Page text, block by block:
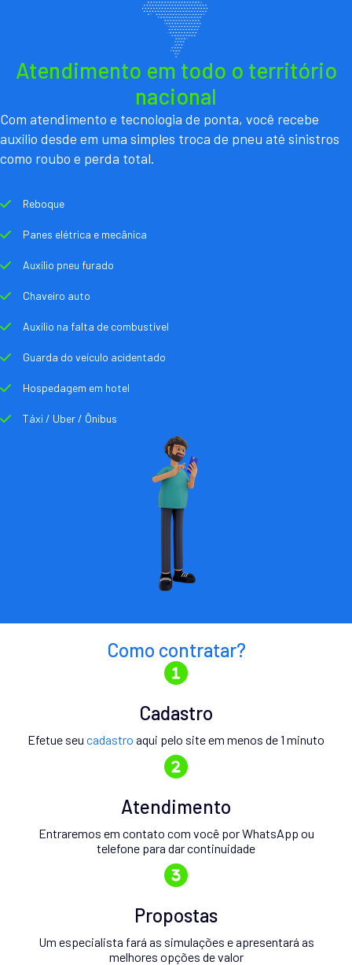
Atendimento em todo o território
nacional
Com atendimento e tecnologia de ponta, você recebe
auxílio desde em uma simples troca de pneu até sinistros
como roubo e perda total.
Reboque
Panes elétrica e mecânica
Auxílio pneu furado
Chaveiro auto
Auxílio na falta de combustível
Guarda do veículo acidentado
Hospedagem em hotel
Táxi / Uber / Ônibus
Como contratar?
Cadastro
Efetue seu cadastro aqui pelo site em menos de 1 minuto
Atendimento
Entraremos em contato com você por WhatsApp ou
telefone para dar continuidade
Propostas
Um especialista fará as simulações e apresentará as
melhores opções de valor